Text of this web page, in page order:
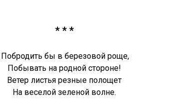
* * *
Побродить бы в березовой роще,
Побывать на родной стороне!
Ветер листья резные полощет
На веселой зеленой волне.